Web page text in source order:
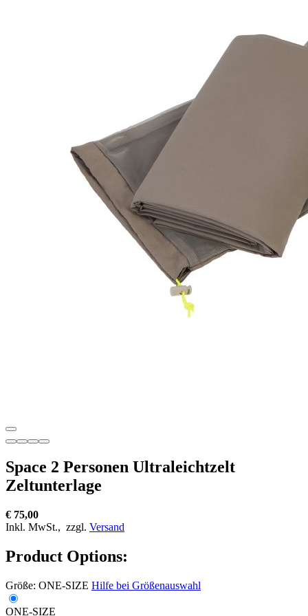
Space 2 Personen Ultraleichtzelt
Zeltunterlage
€ 75,00
Inkl. MwSt., zzgl. Versand
Product Options:
Größe: ONE-SIZE Hilfe bei Größenauswahl
ONE-SIZE